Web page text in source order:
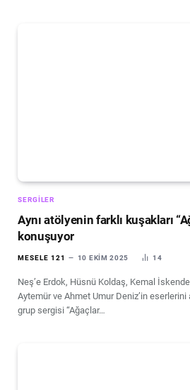
SERGILER
Aynı atölyenin farklı kuşakları
konuşuyor
MESELE 121 10 EKIM 2025 14
Neş’e Erdok, Hüsnü Koldaş, Kemal
Aytemür ve Ahmet Umur Deniz’in
grup sergisi “Ağaçlar…